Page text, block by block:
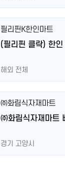
필리핀K한인마트
(필리핀 클락) 한
해외 전체
㈜화림식자재마트
㈜화림식자재마트
경기 고양시